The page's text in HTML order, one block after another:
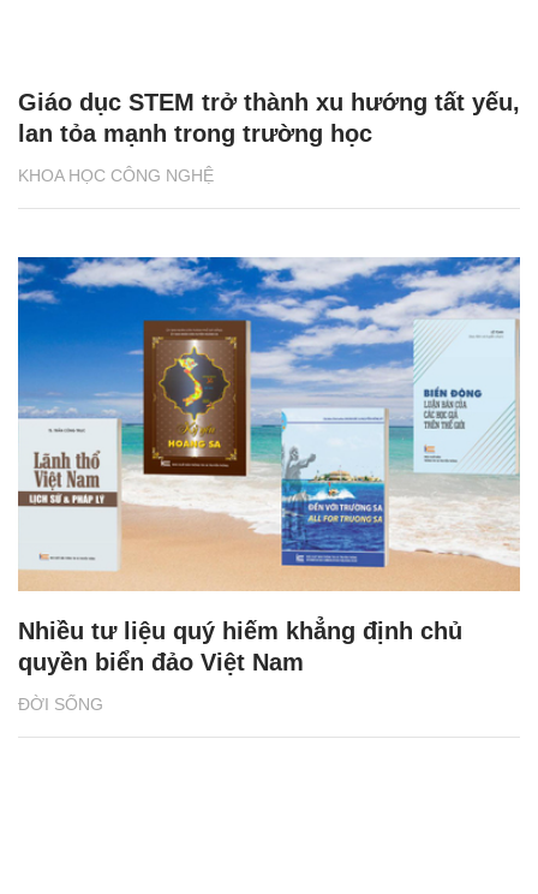
KHOA HỌC CÔNG NGHỆ
Giáo dục STEM trở thành xu hướng tất yếu,
lan tỏa mạnh trong trường học
ĐỜI SỐNG
Nhiều tư liệu quý hiếm khẳng định chủ
quyền biển đảo Việt Nam